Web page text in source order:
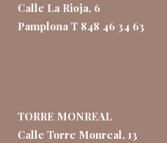
Calle La Rioja, 6
Pamplona T 848 46 34 63
TORRE MONREAL
Calle Torre Monreal, 13